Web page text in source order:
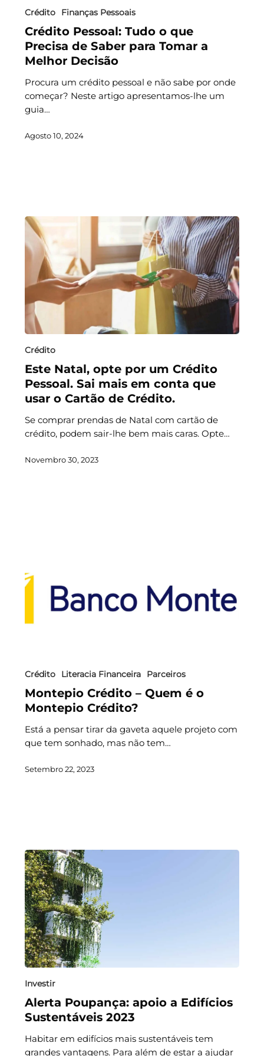
Crédito Finanças Pessoais
Crédito Pessoal: Tudo o que
Precisa de Saber para Tomar a
Melhor Decisão
Procura um crédito pessoal e não sabe por onde
começar? Neste artigo apresentamos-lhe um
guia…
Agosto 10, 2024
Crédito
Este Natal, opte por um Crédito
Pessoal. Sai mais em conta que
usar o Cartão de Crédito.
Se comprar prendas de Natal com cartão de
crédito, podem sair-lhe bem mais caras. Opte…
Novembro 30, 2023
Crédito Literacia Financeira Parceiros
Montepio Crédito – Quem é o
Montepio Crédito?
Está a pensar tirar da gaveta aquele projeto com
que tem sonhado, mas não tem…
Setembro 22, 2023
Investir
Alerta Poupança: apoio a Edifícios
Sustentáveis 2023
Habitar em edifícios mais sustentáveis tem
grandes vantagens. Para além de estar a ajudar